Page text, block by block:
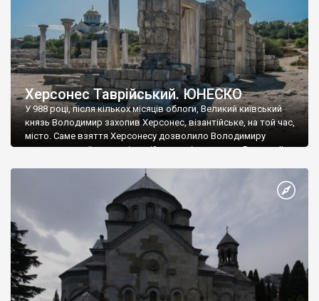
Херсонес Таврійський. ЮНЕСКО
У 988 році, після кількох місяців облоги, Великий київський
князь Володимир захопив Херсонес, візантійське, на той час,
місто. Саме взяття Херсонесу дозволило Володимиру
диктувати свої умови візантійському імператору Василю ІІ, та
Херсонесі Володимир-язичник, став Василем-християнином.
А потім було Хрещення Русі. На честь Херсонесу Таврійського